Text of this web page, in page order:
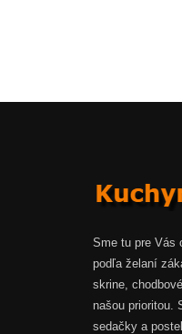
Sme tu pre Vás
podľa želaní
skrine,
našou prioritou.
sedačky a